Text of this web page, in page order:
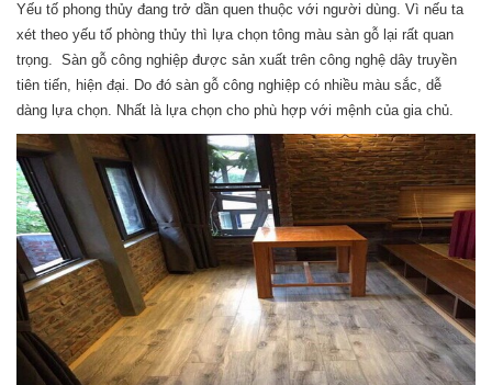
Yếu tố phong thủy đang trở dần quen thuộc với người dùng. Vì nếu ta
xét theo yếu tố phòng thủy thì lựa chọn tông màu sàn gỗ lại rất quan
trọng. Sàn gỗ công nghiệp được sản xuất trên công nghệ dây truyền
tiên tiến, hiện đại. Do đó sàn gỗ công nghiệp có nhiều màu sắc, dễ
dàng lựa chọn. Nhất là lựa chọn cho phù hợp với mệnh của gia chủ.